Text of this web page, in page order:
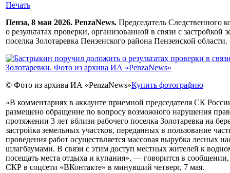
Печать
Пенза, 8 мая 2026. PenzaNews. Председатель Следственного
о результатах проверки, организованной в связи с
поселка Золотаревка Пензенского района Пензенской области.
© Фото из архива ИА «PenzaNews»Купить фотографию
«В комментариях в аккаунте приемной председателя СК
размещено обращение по вопросу возможного нарушения
протяжении 3 лет вблизи рабочего поселка Золотаревка на
застройка земельных участков, переданных в пользование
проведения работ осуществляется массовая вырубка лесных
шлагбаумами. В связи с этим доступ местных жителей к
посещать места отдыха и купания», — говорится в
СКР в соцсети «ВКонтакте» в минувший четверг, 7 мая.